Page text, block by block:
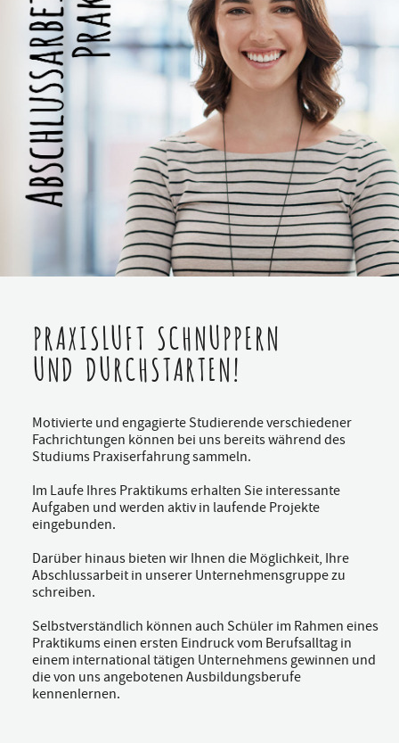
PRAXISLUFT SCHNUPPERN
UND DURCHSTARTEN!
Motivierte und engagierte Studierende verschiedener
Fachrichtungen können bei uns bereits während des
Studiums Praxiserfahrung sammeln.
Im Laufe Ihres Praktikums erhalten Sie interessante
Aufgaben und werden aktiv in laufende Projekte
eingebunden.
Darüber hinaus bieten wir Ihnen die Möglichkeit, Ihre
Abschlussarbeit in unserer Unternehmensgruppe zu
schreiben.
Selbstverständlich können auch Schüler im Rahmen eines
Praktikums einen ersten Eindruck vom Berufsalltag in
einem international tätigen Unternehmens gewinnen und
die von uns angebotenen Ausbildungsberufe
kennenlernen.